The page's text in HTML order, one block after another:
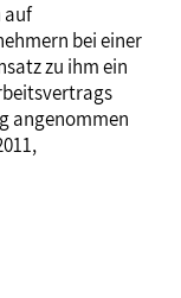
auf
bei einer
zu ihm ein
angenommen